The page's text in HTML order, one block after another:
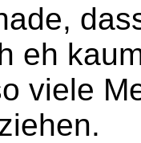
eh
viele